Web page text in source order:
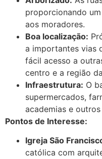
proporcionando
aos moradores.
Boa localização:
a importantes vias
fácil acesso a
centro e a região
Infraestrutura: O
supermercados,
academias e
Pontos de Interesse:
Igreja São
católica com